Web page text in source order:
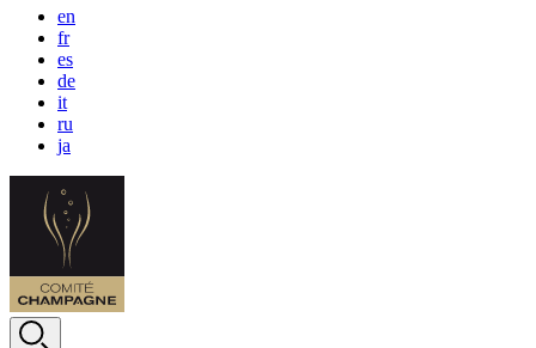
en
fr
es
de
it
ru
ja